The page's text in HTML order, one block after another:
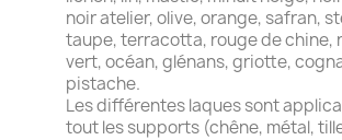
noir atelier, olive, orange, safran,
taupe, terracotta, rouge de chine,
vert, océan, glénans, griotte,
pistache.
Les différentes laques sont
tout les supports (chêne, métal,